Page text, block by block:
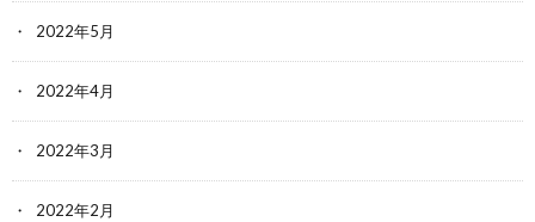
2022年5月
2022年4月
2022年3月
2022年2月